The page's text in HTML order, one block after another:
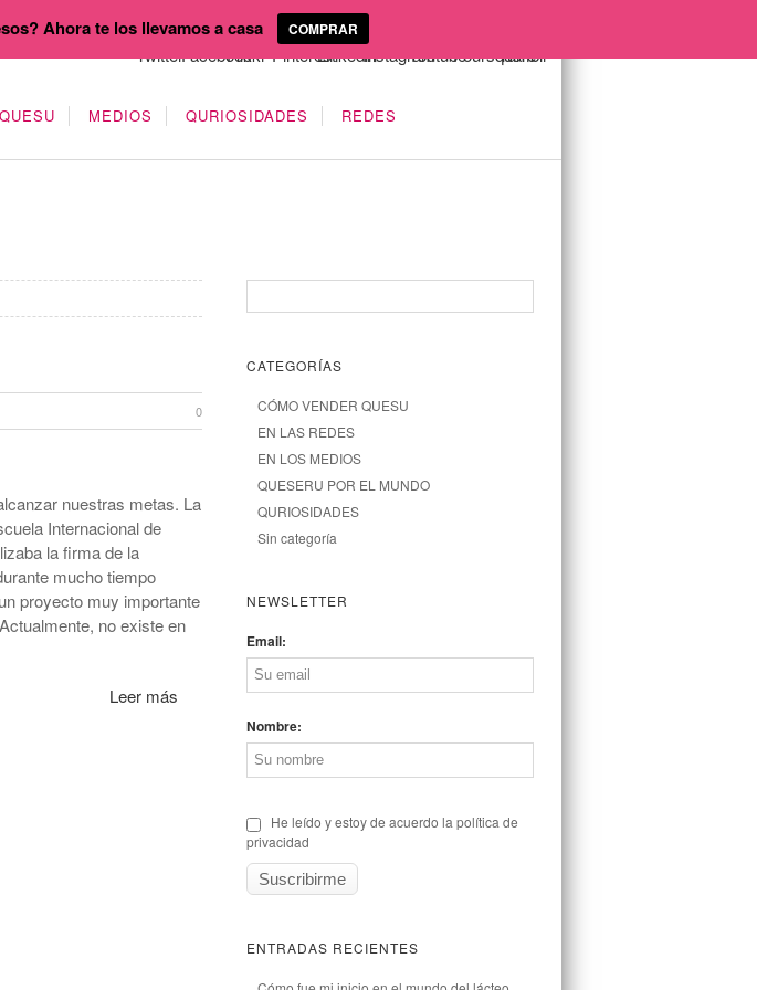
MEDIOS QURIOSIDADES REDES
0
nuestras metas. La
Internacional de
la firma de la
mucho tiempo
proyecto muy importante
no existe en
Leer más
CATEGORÍAS
CÓMO VENDER QUESU
EN LAS REDES
EN LOS MEDIOS
QUESERU POR EL MUNDO
QURIOSIDADES
Sin categoría
NEWSLETTER
Email:
Nombre:
He leído y estoy de acuerdo la política de
privacidad
ENTRADAS RECIENTES
Ahora te los llevamos a casa COMPRAR